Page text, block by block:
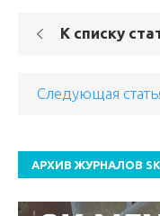
К списку
Следующая
АРХИВ ЖУРНАЛОВ